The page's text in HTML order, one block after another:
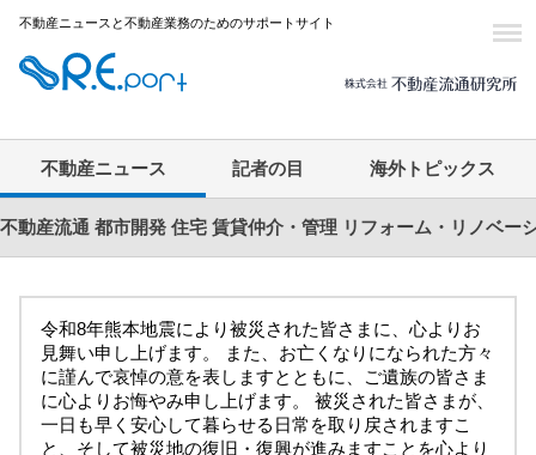
不動産ニュースと不動産業務のためのサポートサイト
不動産ニュース 記者の目 海外トピックス
不動産流通 都市開発 住宅 賃貸仲介・管理 リフォーム・リノベー
令和8年熊本地震により被災された皆さまに、心よりお
見舞い申し上げます。 また、お亡くなりになられた方々
に謹んで哀悼の意を表しますとともに、ご遺族の皆さま
に心よりお悔やみ申し上げます。 被災された皆さまが、
一日も早く安心して暮らせる日常を取り戻されますこ
と、そして被災地の復旧・復興が進みますことを心より